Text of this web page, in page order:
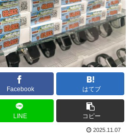
Facebook はてブ
LINE コピー
2025.11.07